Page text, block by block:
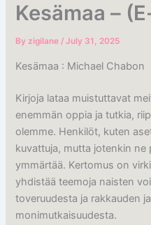
Kesämaa –
Byzigilane/July 31, 2025
Kesämaa : Michael Chabon
Kirjoja lataa muistuttavat
enemmän oppia ja tutkia,
olemme. Henkilöt, kuten
kuvattuja, mutta jotenkin ne
ymmärtää. Kertomus on
yhdistää teemoja naisten
toveruudesta ja rakkauden
monimutkaisuudesta.